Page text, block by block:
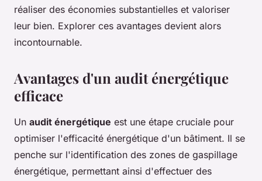
réaliser des économies substantielles et valoriser
leur bien. Explorer ces avantages devient alors
incontournable.
Avantages d'un audit énergétique
efficace
Un audit énergétique est une étape cruciale pour
optimiser l'efficacité énergétique d'un bâtiment. Il se
penche sur l'identification des zones de gaspillage
énergétique, permettant ainsi d'effectuer des